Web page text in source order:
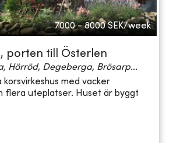
7000 - 8000 SEK/week
porten till Österlen
Hörröd, Degeberga, Brösarp...
korsvirkeshus med vacker
flera uteplatser. Huset är byggt